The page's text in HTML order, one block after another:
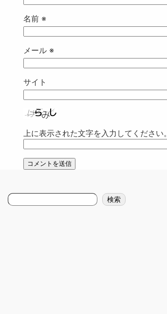
名前 ※
メール ※
サイト
上に表示された文字を入力してください。
検
索
検索